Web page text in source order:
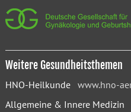
Weitere Gesundheitsthemen
HNO-Heilkunde www.hno-
Allgemeine & Innere Medizin